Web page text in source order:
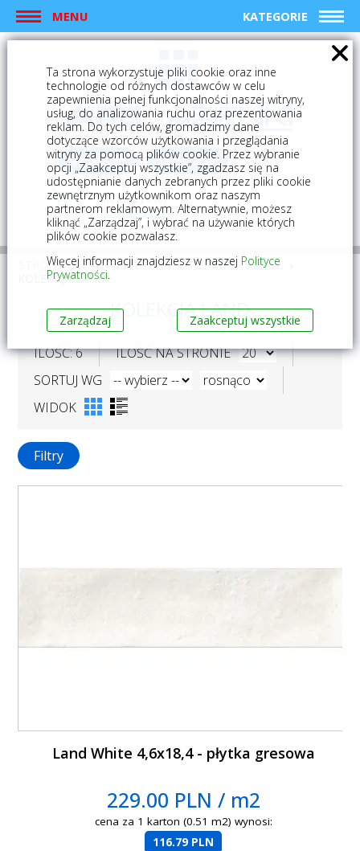
MENU KATEGORIE
logowanie rejestracja
Mój koszyk (0)
STRONA GŁÓWNA PŁYTKI
PŁYTKI GRESOWE
KOLEKCJA LAND
KOLEKCJA LAND
ILOŚĆ: 6
ILOŚĆ NA STRONIE
SORTUJ WG
WIDOK
Filtry
Land White 4,6x18,4 - płytka gresowa
229.00 PLN / m2
cena za 1 karton (0.51 m2) wynosi:
116.79 PLN
Ta strona wykorzystuje pliki cookie oraz inne
technologie od różnych dostawców w celu
zapewnienia pełnej funkcjonalności naszej witryny,
usług, do analizowania ruchu oraz prezentowania
reklam. Do tych celów, gromadzimy dane
dotyczące wzorców użytkowania i przeglądania
witryny za pomocą plików cookie. Przez wybranie
opcji „Zaakceptuj wszystkie”, zgadzasz się na
udostępnianie danych zebranych przez pliki cookie
zewnętrznym użytkownikom oraz naszym
partnerom reklamowym. Alternatywnie, możesz
kliknąć „Zarządzaj”, i wybrać na używanie których
plików cookie pozwalasz.
Więcej informacji znajdziesz w naszej Polityce
Prywatności.
Zarządzaj Zaakceptuj wszystkie